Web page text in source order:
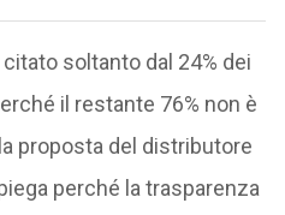
soltanto dal 24% dei
il restante 76% non è
proposta del distributore
perché la trasparenza